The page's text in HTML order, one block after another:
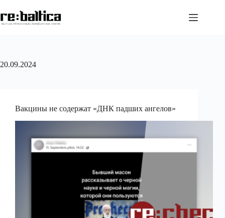
к
сути
20.09.2024
Вакцины не содержат «ДНК падших ангелов»